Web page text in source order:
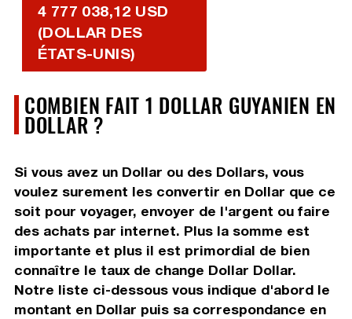
4 777 038,12 USD
(DOLLAR DES
ÉTATS-UNIS)
COMBIEN FAIT 1 DOLLAR GUYANIEN EN
DOLLAR ?
Si vous avez un Dollar ou des Dollars, vous
voulez surement les convertir en Dollar que ce
soit pour voyager, envoyer de l'argent ou faire
des achats par internet. Plus la somme est
importante et plus il est primordial de bien
connaître le taux de change Dollar Dollar.
Notre liste ci-dessous vous indique d'abord le
montant en Dollar puis sa correspondance en